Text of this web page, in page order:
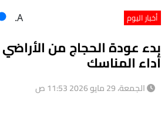
أخبار اليوم .A
بدء عودة الحجاج من
أداء المناسك
الجمعة، 29 مايو 2026 11:53 ص